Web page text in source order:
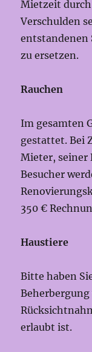
Mietzeit durch
Verschulden
entstandenen
zu ersetzen.
Rauchen
Im gesamten
gestattet. Bei
Mieter, seiner
Besucher
350 €
Haustiere
Bitte haben
erlaubt ist.